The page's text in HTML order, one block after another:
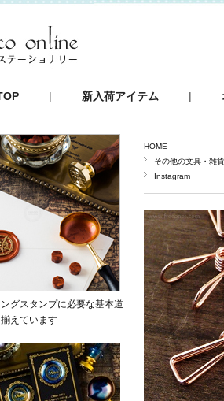
新入荷アイテム
HOME
その他の文具・雑貨
Instagram
グスタンプに必要な基本道
えています